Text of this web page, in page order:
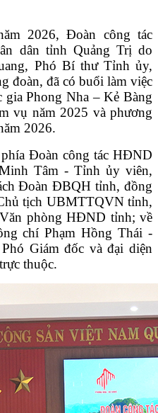
2026, Đoàn công tác
dân tỉnh Quảng Trị do
Phó Bí thư Tỉnh ủy,
đoàn, đã có buổi làm việc
Phong Nha – Kẻ Bàng
vụ năm 2025 và phương
2026.
Đoàn công tác HĐND
Tâm - Tỉnh ủy viên,
Đoàn ĐBQH tỉnh, đồng
tịch UBMTTQVN tỉnh,
phòng HĐND tỉnh; về
chí Phạm Hồng Thái -
Giám đốc và đại diện
thuộc.